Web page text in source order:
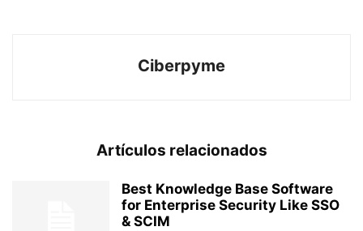
Ciberpyme
Artículos relacionados
Best Knowledge Base Software
for Enterprise Security Like SSO
& SCIM